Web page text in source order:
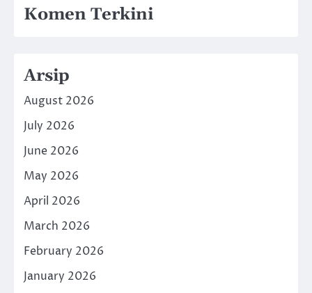
Komen Terkini
Arsip
August 2026
July 2026
June 2026
May 2026
April 2026
March 2026
February 2026
January 2026